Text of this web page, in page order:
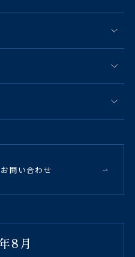
問い合わせ
8月